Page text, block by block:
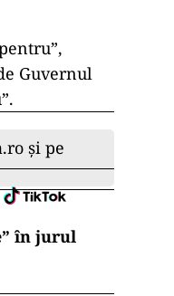
Guvernul
și pe
în jurul